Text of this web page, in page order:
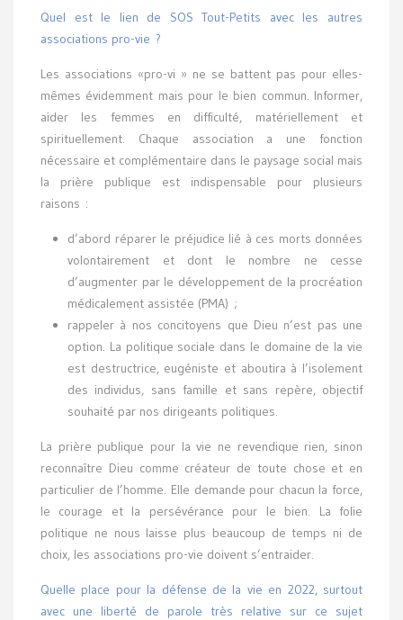
Quel est le lien de SOS Tout-Petits avec les autres
associations pro-vie ?
Les associations «pro-vi » ne se battent pas pour elles-
mêmes évidemment mais pour le bien commun. Informer,
aider les femmes en difficulté, matériellement et
spirituellement. Chaque association a une fonction
nécessaire et complémentaire dans le paysage social mais
la prière publique est indispensable pour plusieurs
raisons :
d’abord réparer le préjudice lié à ces morts données
volontairement et dont le nombre ne cesse
d’augmenter par le développement de la procréation
médicalement assistée (PMA) ;
rappeler à nos concitoyens que Dieu n’est pas une
option. La politique sociale dans le domaine de la vie
est destructrice, eugéniste et aboutira à l’isolement
des individus, sans famille et sans repère, objectif
souhaité par nos dirigeants politiques.
La prière publique pour la vie ne revendique rien, sinon
reconnaître Dieu comme créateur de toute chose et en
particulier de l’homme. Elle demande pour chacun la force,
le courage et la persévérance pour le bien. La folie
politique ne nous laisse plus beaucoup de temps ni de
choix, les associations pro-vie doivent s’entraider.
Quelle place pour la défense de la vie en 2022, surtout
avec une liberté de parole très relative sur ce sujet